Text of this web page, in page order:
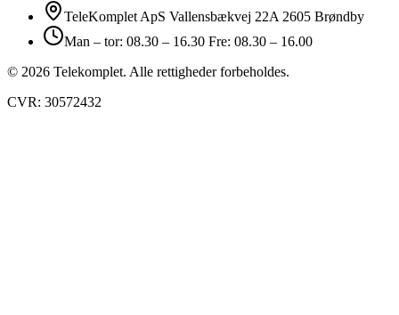
TeleKomplet ApS Vallensbækvej 22A 2605 Brøndby
Man – tor: 08.30 – 16.30 Fre: 08.30 – 16.00
© 2026 Telekomplet. Alle rettigheder forbeholdes.
CVR: 30572432